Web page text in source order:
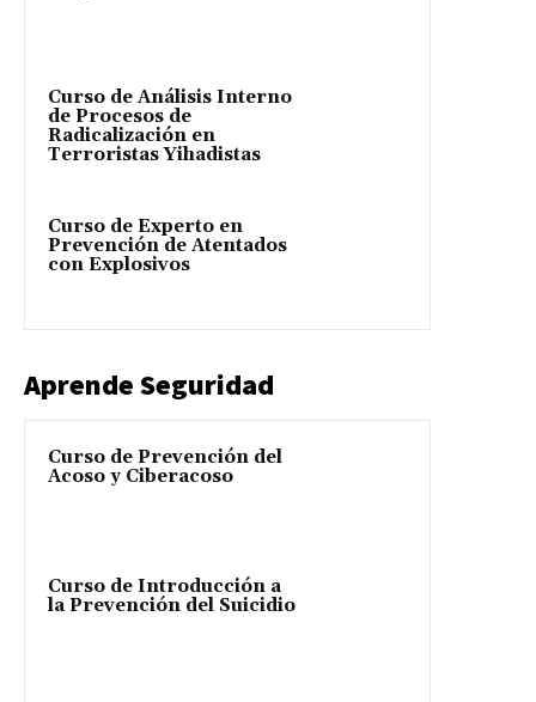
Curso de Análisis Interno
de Procesos de
Radicalización en
Terroristas Yihadistas
Curso de Experto en
Prevención de Atentados
con Explosivos
Aprende Seguridad
Curso de Prevención del
Acoso y Ciberacoso
Curso de Introducción a
la Prevención del Suicidio